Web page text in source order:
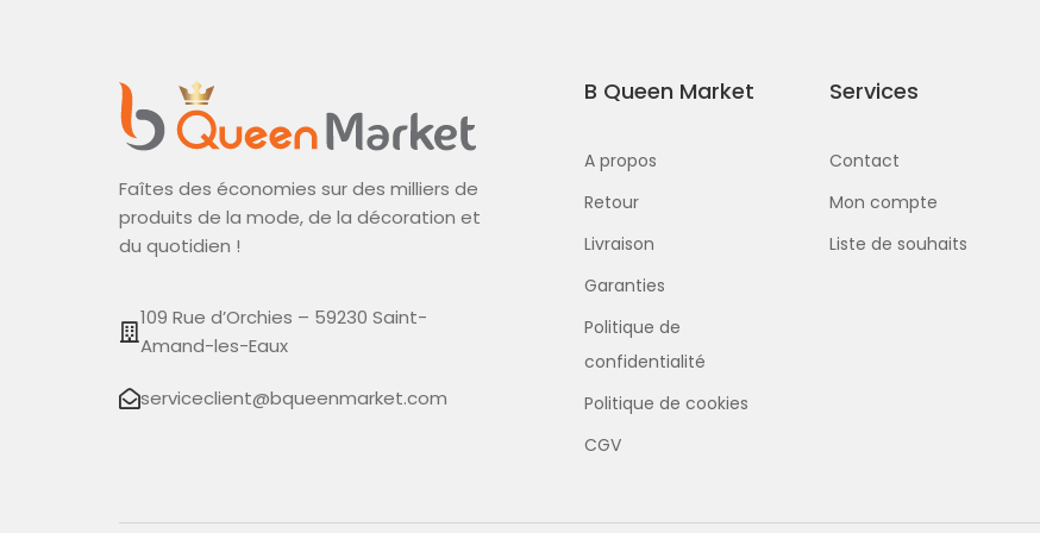
Faîtes des économies sur des milliers de
produits de la mode, de la décoration et
du quotidien !
109 Rue d’Orchies – 59230 Saint-
Amand-les-Eaux
serviceclient@bqueenmarket.com
B Queen Market
A propos
Retour
Livraison
Garanties
Politique de
confidentialité
Politique de cookies
CGV
Services
Contact
Mon compte
Liste de souhaits